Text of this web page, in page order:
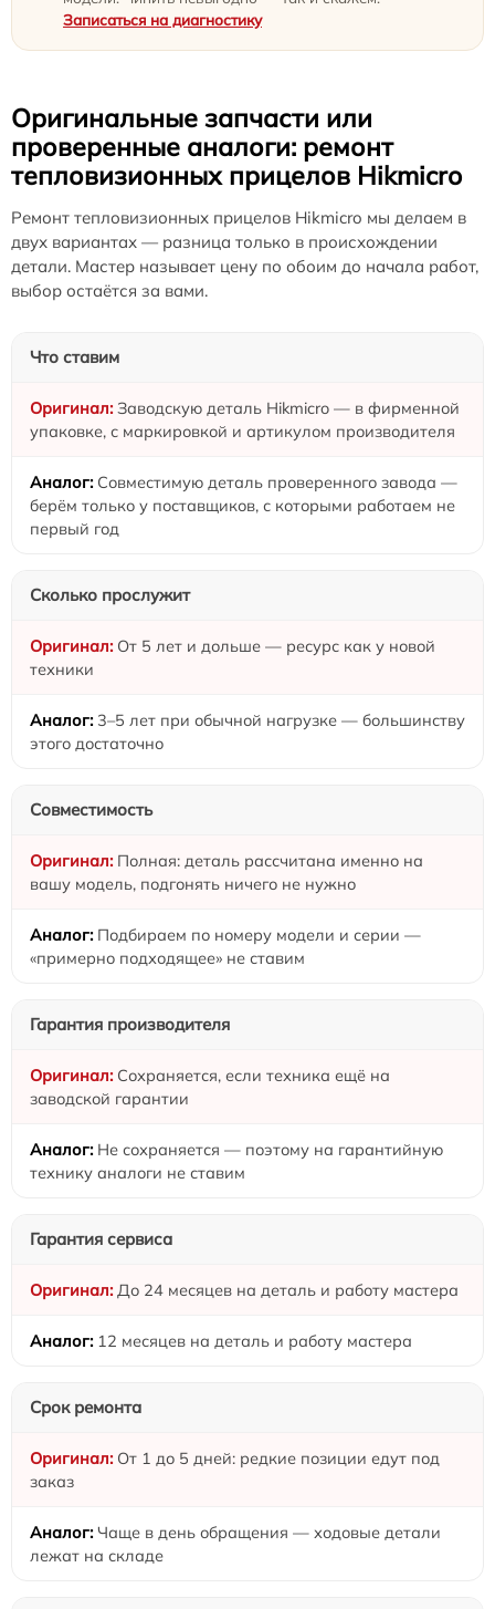
Записаться на диагностику
Оригинальные запчасти или
проверенные аналоги: ремонт
тепловизионных прицелов Hikmicro
Ремонт тепловизионных прицелов Hikmicro мы делаем в
двух вариантах — разница только в происхождении
детали. Мастер называет цену по обоим до начала работ,
выбор остаётся за вами.
Что ставим
Заводскую деталь Hikmicro — в фирменной
упаковке, с маркировкой и артикулом производителя
Совместимую деталь проверенного завода —
берём только у поставщиков, с которыми работаем не
первый год
Сколько прослужит
От 5 лет и дольше — ресурс как у новой
техники
3–5 лет при обычной нагрузке — большинству
этого достаточно
Совместимость
Полная: деталь рассчитана именно на
вашу модель, подгонять ничего не нужно
Подбираем по номеру модели и серии —
«примерно подходящее» не ставим
Гарантия производителя
Сохраняется, если техника ещё на
заводской гарантии
Не сохраняется — поэтому на гарантийную
технику аналоги не ставим
Гарантия сервиса
До 24 месяцев на деталь и работу мастера
12 месяцев на деталь и работу мастера
Срок ремонта
От 1 до 5 дней: редкие позиции едут под
заказ
Чаще в день обращения — ходовые детали
лежат на складе